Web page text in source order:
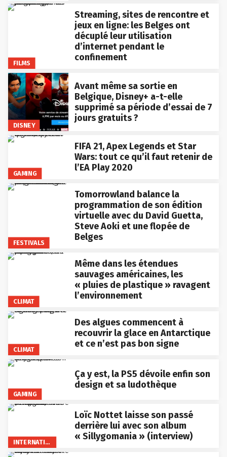
FILMS
Streaming, sites de rencontre et
jeux en ligne: les Belges ont
décuplé leur utilisation
d’internet pendant le
confinement
DISNEY
Avant même sa sortie en
Belgique, Disney+ a-t-elle
supprimé sa période d’essai de 7
jours gratuits ?
GAMING
FIFA 21, Apex Legends et Star
Wars: tout ce qu’il faut retenir de
l’EA Play 2020
FESTIVALS
Tomorrowland balance la
programmation de son édition
virtuelle avec du David Guetta,
Steve Aoki et une flopée de
Belges
CLIMAT
Même dans les étendues
sauvages américaines, les
« pluies de plastique » ravagent
l’environnement
CLIMAT
Des algues commencent à
recouvrir la glace en Antarctique
et ce n’est pas bon signe
GAMING
Ça y est, la PS5 dévoile enfin son
design et sa ludothèque
INTERNATIONAL
Loïc Nottet laisse son passé
derrière lui avec son album
« Sillygomania » (interview)